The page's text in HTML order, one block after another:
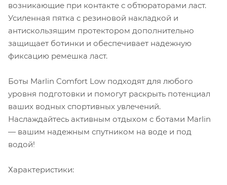
возникающие при контакте с обтюраторами ласт.
Усиленная пятка с резиновой накладкой и
антискользящим протектором дополнительно
защищает ботинки и обеспечивает надежную
фиксацию ремешка ласт.
Боты Marlin Comfort Low подходят для любого
уровня подготовки и помогут раскрыть потенциал
ваших водных спортивных увлечений.
Наслаждайтесь активным отдыхом с ботами Marlin
— вашим надежным спутником на воде и под
водой!
Характеристики: